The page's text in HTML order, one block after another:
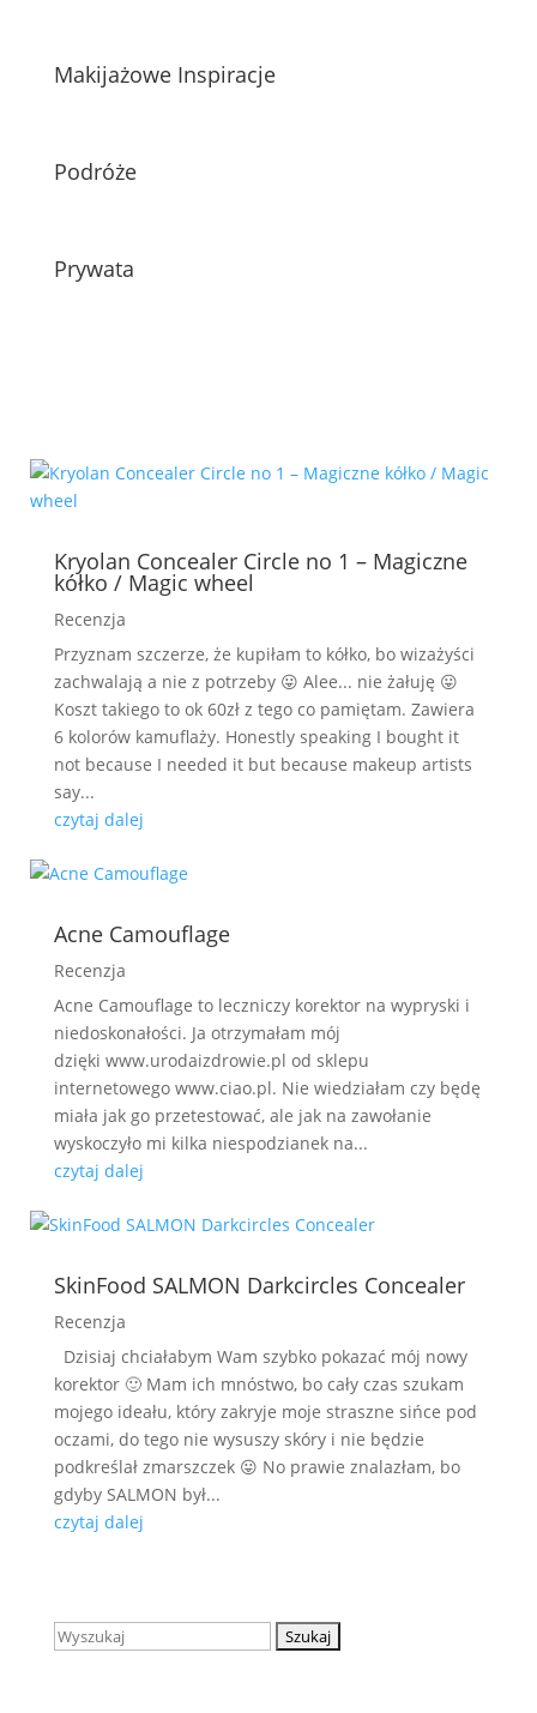
Makijażowe Inspiracje
Podróże
Prywata
Kryolan Concealer Circle no 1 – Magiczne
kółko / Magic wheel
Recenzja
Przyznam szczerze, że kupiłam to kółko, bo wizażyści
zachwalają a nie z potrzeby 😛 Alee... nie żałuję 😛
Koszt takiego to ok 60zł z tego co pamiętam. Zawiera
6 kolorów kamuflaży. Honestly speaking I bought it
not because I needed it but because makeup artists
say...
czytaj dalej
Acne Camouflage
Recenzja
Acne Camouflage to leczniczy korektor na wypryski i
niedoskonałości. Ja otrzymałam mój
dzięki www.urodaizdrowie.pl od sklepu
internetowego www.ciao.pl. Nie wiedziałam czy będę
miała jak go przetestować, ale jak na zawołanie
wyskoczyło mi kilka niespodzianek na...
czytaj dalej
SkinFood SALMON Darkcircles Concealer
Recenzja
Dzisiaj chciałabym Wam szybko pokazać mój nowy
korektor 🙂 Mam ich mnóstwo, bo cały czas szukam
mojego ideału, który zakryje moje straszne sińce pod
oczami, do tego nie wysuszy skóry i nie będzie
podkreślał zmarszczek 😛 No prawie znalazłam, bo
gdyby SALMON był...
czytaj dalej
Szukaj: